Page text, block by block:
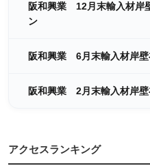
阪和興業 12月末輸入材岸
ン
阪和興業 6月末輸入材岸
阪和興業 2月末輸入材岸
アクセスランキング